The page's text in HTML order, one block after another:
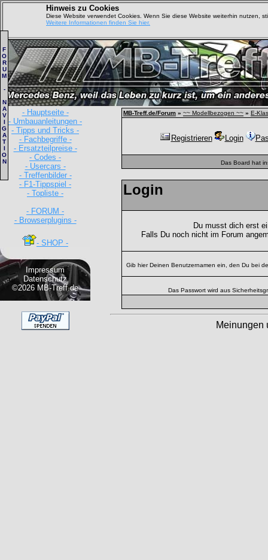
Hinweis zu Cookies
Diese Website verwendet Cookies. Wenn Sie diese Website weiterhin nutzen,
Weitere Informationen finden Sie hier.
- Hauptseite -
- Umbauanleitungen -
- Tipps und Tricks -
- Fachbegriffe -
- Ersatzteilpreise -
- Codes -
- Usercars -
- Treffenbilder -
- F1-Tippspiel -
- Topliste -
- FORUM -
- Browserplugins -
- SHOP -
Impressum
Datenschutz
©2026 MB-Treff.de
F
O
R
U
M
-
N
A
V
I
G
A
T
I
O
N
MB-Treff.de/Forum » ~~ Modellbezogen ~~ » E-
Registrieren Login
Das Board hat
Login
Du musst dich erst
Falls Du noch nicht im Forum
Gib hier Deinen Benutzernamen ein, den Du bei
Das Passwort wird aus
Meinungen